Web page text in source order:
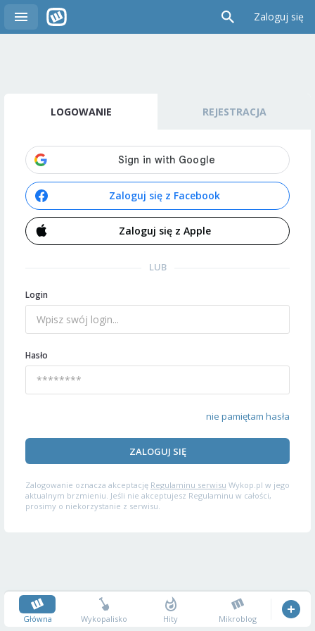
Zaloguj się
LOGOWANIE REJESTRACJA
Zaloguj się z Facebook
Zaloguj się z Apple
LUB
Login
Hasło
nie pamiętam hasła
ZALOGUJ SIĘ
Zalogowanie oznacza akceptację Regulaminu serwisu Wykop.pl w jego
aktualnym brzmieniu. Jeśli nie akceptujesz Regulaminu w całości,
prosimy o niekorzystanie z serwisu.
Główna Wykopalisko Hity Mikroblog